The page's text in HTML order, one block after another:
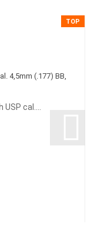
TOP
cal....